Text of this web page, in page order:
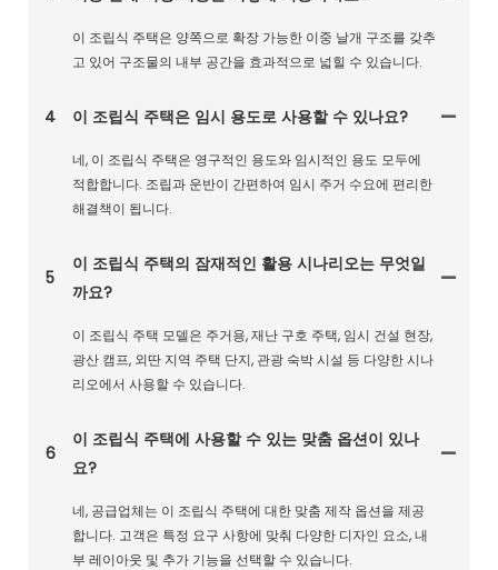
이 조립식 주택은 양쪽으로 확장 가능한 이중 날개 구조를 갖추
고 있어 구조물의 내부 공간을 효과적으로 넓힐 수 있습니다.
4 이 조립식 주택은 임시 용도로 사용할 수 있나요?
네, 이 조립식 주택은 영구적인 용도와 임시적인 용도 모두에
적합합니다. 조립과 운반이 간편하여 임시 주거 수요에 편리한
해결책이 됩니다.
5
이 조립식 주택의 잠재적인 활용 시나리오는 무엇일
까요?
이 조립식 주택 모델은 주거용, 재난 구호 주택, 임시 건설 현장,
광산 캠프, 외딴 지역 주택 단지, 관광 숙박 시설 등 다양한 시나
리오에서 사용할 수 있습니다.
6
이 조립식 주택에 사용할 수 있는 맞춤 옵션이 있나
요?
네, 공급업체는 이 조립식 주택에 대한 맞춤 제작 옵션을 제공
합니다. 고객은 특정 요구 사항에 맞춰 다양한 디자인 요소, 내
부 레이아웃 및 추가 기능을 선택할 수 있습니다.